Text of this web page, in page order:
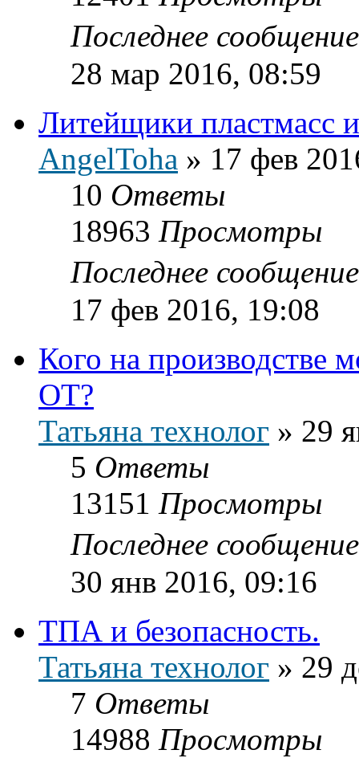
Последнее
28 мар 2016, 08:59
Литейщики пластмасс
AngelToha » 17 фев
10 Ответы
18963 Просмотры
Последнее
17 фев 2016, 19:08
Кого на производстве
ОТ?
Татьяна технолог » 29
5 Ответы
13151 Просмотры
Последнее
30 янв 2016, 09:16
ТПА и безопасность.
Татьяна технолог » 29
7 Ответы
14988 Просмотры